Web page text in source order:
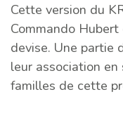
Cette version du
Commando
devise. Une partie
leur association
familles de cette